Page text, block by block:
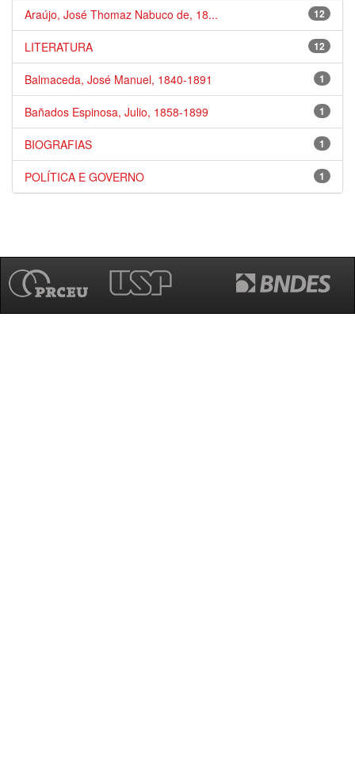
12
Araújo, José Thomaz Nabuco de, 18...
12
LITERATURA
1
Balmaceda, José Manuel, 1840-1891
1
Bañados Espinosa, Julio, 1858-1899
1
BIOGRAFIAS
1
POLÍTICA E GOVERNO